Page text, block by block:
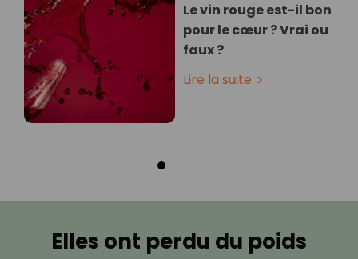
Le vin rouge est-il bon
pour le cœur ? Vrai ou
faux ?
Lire la suite
Elles ont perdu du poids